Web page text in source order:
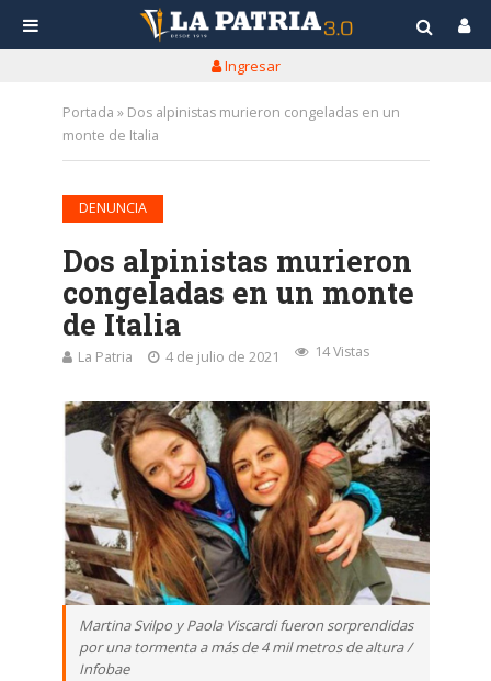
Ingresar
Portada » Dos alpinistas murieron congeladas en un
monte de Italia
DENUNCIA
Dos alpinistas murieron
congeladas en un monte
de Italia
La Patria 4 de julio de 2021 14 Vistas
Martina Svilpo y Paola Viscardi fueron sorprendidas
por una tormenta a más de 4 mil metros de altura /
Infobae